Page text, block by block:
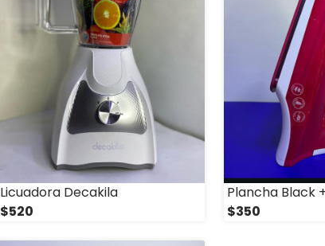
Licuadora Decakila
$520
Plancha Black
$350